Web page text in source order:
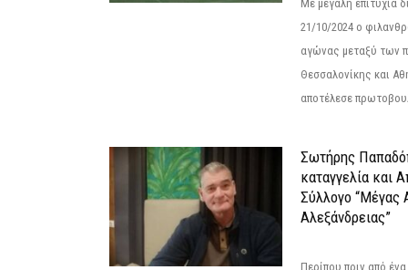
Με μεγάλη επιτυχία
21/10/2024 ο
αγώνας μεταξύ των
Θεσσαλονίκης και
αποτέλεσε
Σωτήρης
καταγγελία και
Σύλλογο “Μέγας
Αλεξάνδρειας”
Περίπου πριν από